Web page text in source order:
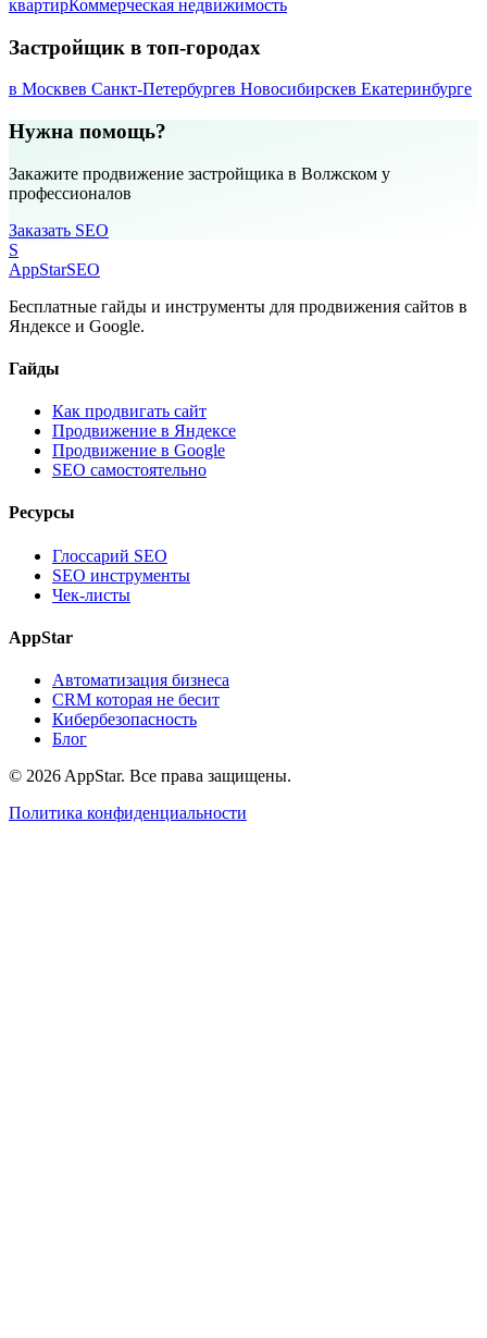
квартирКоммерческая недвижимость
Застройщик в топ-городах
в Москвев Санкт-Петербургев Новосибирскев Екатеринбурге
Нужна помощь?
Закажите продвижение застройщика в Волжском у
профессионалов
Заказать SEO
S
AppStarSEO
Бесплатные гайды и инструменты для продвижения сайтов в
Яндексе и Google.
Гайды
Как продвигать сайт
Продвижение в Яндексе
Продвижение в Google
SEO самостоятельно
Ресурсы
Глоссарий SEO
SEO инструменты
Чек-листы
AppStar
Автоматизация бизнеса
CRM которая не бесит
Кибербезопасность
Блог
© 2026 AppStar. Все права защищены.
Политика конфиденциальности